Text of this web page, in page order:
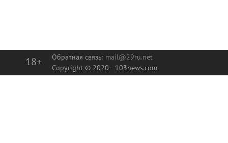
18+ Обратная связь: mail@29ru.net
Copyright © 2020– 103news.com